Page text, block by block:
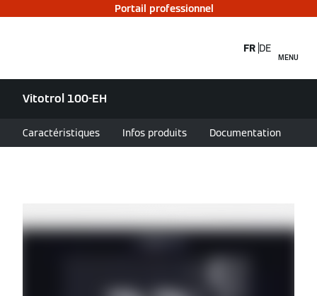
Portail professionnel
MENU
FR DE
Vitotrol 100-EH
Caractéristiques Infos produits Documentation